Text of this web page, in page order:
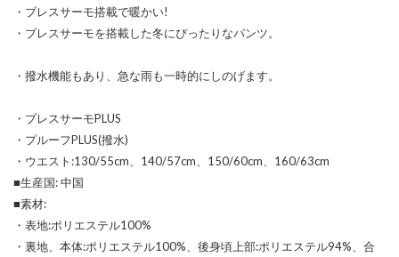
・ブレスサーモ搭載で暖かい!
・ブレスサーモを搭載した冬にぴったりなパンツ。
・撥水機能もあり、急な雨も一時的にしのげます。
・ブレスサーモPLUS
・プルーフPLUS(撥水)
・ウエスト:130/55cm、140/57cm、150/60cm、160/63cm
■生産国: 中国
■素材:
・表地:ポリエステル100%
・裏地、本体:ポリエステル100%、後身頃上部:ポリエステル94%、合